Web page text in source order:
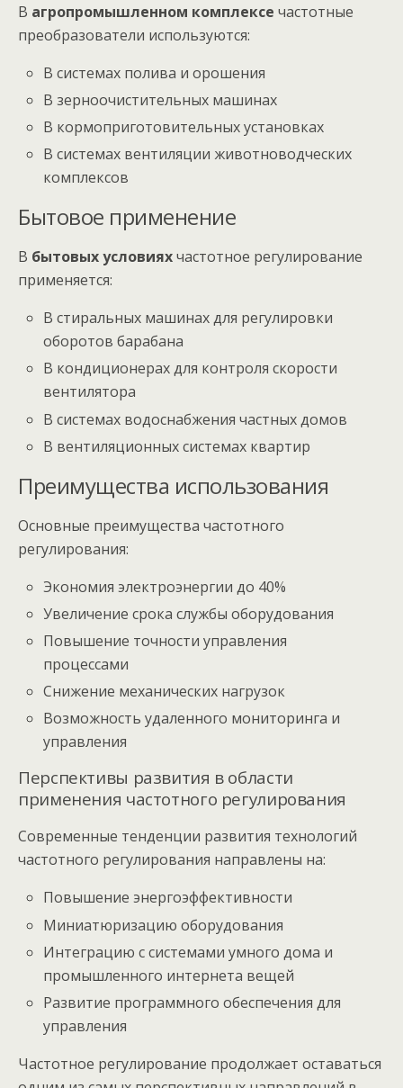
В агропромышленном комплексе частотные
преобразователи используются:
В системах полива и орошения
В зерноочистительных машинах
В кормоприготовительных установках
В системах вентиляции животноводческих
комплексов
Бытовое применение
В бытовых условияхчастотное регулирование
применяется:
В стиральных машинах для регулировки
оборотов барабана
В кондиционерах для контроля скорости
вентилятора
В системах водоснабжения частных домов
В вентиляционных системах квартир
Преимущества использования
Основные преимущества частотного
регулирования:
Экономия электроэнергии до 40%
Увеличение срока службы оборудования
Повышение точности управления
процессами
Снижение механических нагрузок
Возможность удаленного мониторинга и
управления
Перспективы развития в области
применения частотного регулирования
Современные тенденции развития технологий
частотного регулирования направлены на:
Повышение энергоэффективности
Миниатюризацию оборудования
Интеграцию с системами умного дома и
промышленного интернета вещей
Развитие программного обеспечения для
управления
Частотное регулирование продолжает оставаться